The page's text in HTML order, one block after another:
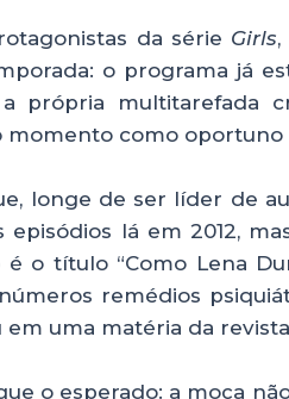
k
da série Girls,
o programa já
própria multitarefada
momento como oportuno
longe de ser líder de
episódios lá em 2012,
é o título “Como Lena
remédios
em uma matéria da revista
o esperado: a moça